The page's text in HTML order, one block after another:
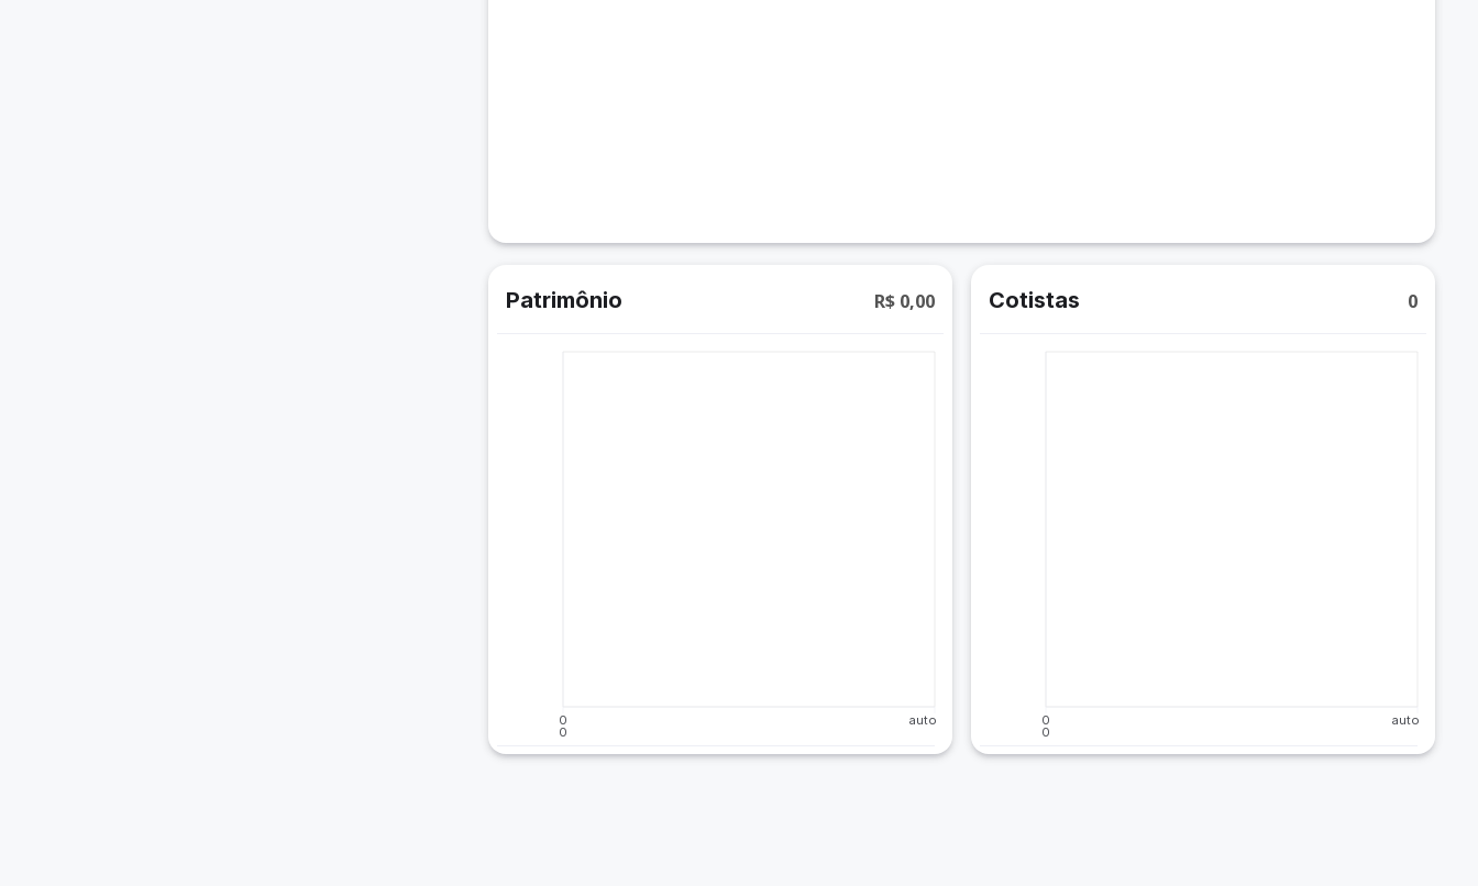
Patrimônio R$ 0,00
0
0
auto
Cotistas 0
0
0
auto